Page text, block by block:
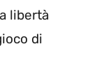
libertà
di